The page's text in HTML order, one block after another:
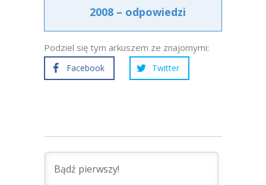
2008 – odpowiedzi
Podziel się tym arkuszem ze znajomymi:
Facebook Twitter